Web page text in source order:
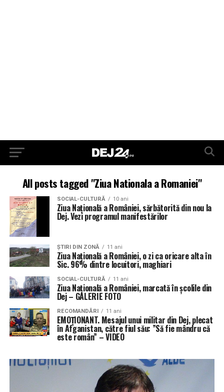
All posts tagged "Ziua Nationala a Romaniei"
SOCIAL-CULTURĂ 10 ani
Ziua Națională a României, sărbătorită din nou la
Dej. Vezi programul manifestărilor
ŞTIRI DIN ZONĂ 11 ani
Ziua Națională a României, o zi ca oricare alta în
Sic. 96% dintre locuitori, maghiari
SOCIAL-CULTURĂ 11 ani
Ziua Națională a României, marcată în școlile din
Dej – GALERIE FOTO
RECOMANDĂRI 11 ani
EMOȚIONANT. Mesajul unui militar din Dej, plecat
în Afganistan, către fiul său: ”Să fie mândru că
este român” – VIDEO